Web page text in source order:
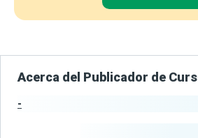
Acerca del Publicador de
-